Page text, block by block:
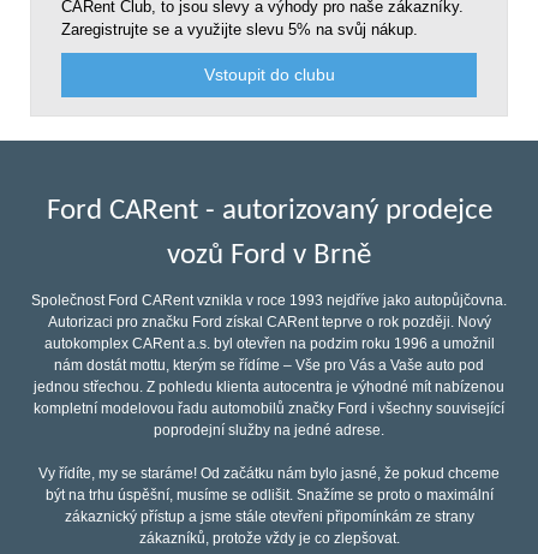
CARent Club, to jsou slevy a výhody pro naše zákazníky.
Zaregistrujte se a využijte slevu 5% na svůj nákup.
Vstoupit do clubu
Ford CARent - autorizovaný prodejce
vozů Ford v Brně
Společnost Ford CARent vznikla v roce 1993 nejdříve jako autopůjčovna.
Autorizaci pro značku Ford získal CARent teprve o rok později. Nový
autokomplex CARent a.s. byl otevřen na podzim roku 1996 a umožnil
nám dostát mottu, kterým se řídíme – Vše pro Vás a Vaše auto pod
jednou střechou. Z pohledu klienta autocentra je výhodné mít nabízenou
kompletní modelovou řadu automobilů značky Ford i všechny související
poprodejní služby na jedné adrese.
Vy řídíte, my se staráme! Od začátku nám bylo jasné, že pokud chceme
být na trhu úspěšní, musíme se odlišit. Snažíme se proto o maximální
zákaznický přístup a jsme stále otevřeni připomínkám ze strany
zákazníků, protože vždy je co zlepšovat.